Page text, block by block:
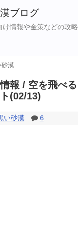
ブログ
け情報や金策などの攻
砂漠
報 / 空を飛べ
(02/13)
い砂漠 6